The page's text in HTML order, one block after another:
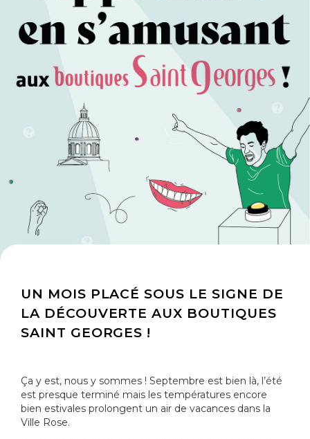
UN MOIS PLACÉ SOUS LE SIGNE DE
LA DÉCOUVERTE AUX BOUTIQUES
SAINT GEORGES !
Ça y est, nous y sommes ! Septembre est bien là, l’été
est presque terminé mais les températures encore
bien estivales prolongent un air de vacances dans la
Ville Rose.